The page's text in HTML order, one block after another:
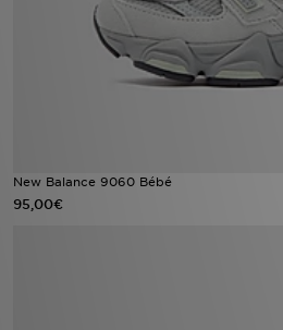
New Balance 9060 Bébé
95,00€